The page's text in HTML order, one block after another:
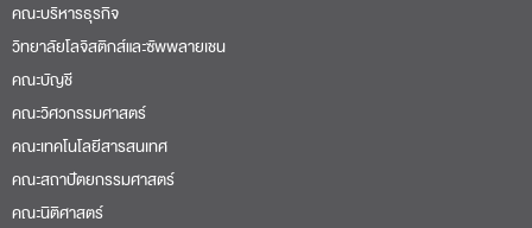
คณะบริหารธุรกิจ
วิทยาลัยโลจิสติกส์และซัพพลายเชน
คณะบัญชี
คณะวิศวกรรมศาสตร์
คณะเทคโนโลยีสารสนเทศ
คณะสถาปัตยกรรมศาสตร์
คณะนิติศาสตร์